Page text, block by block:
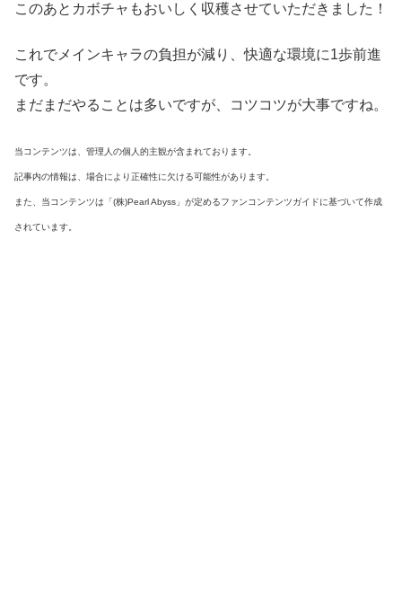
このあとカボチャもおいしく収穫させていただきました！
これでメインキャラの負担が減り、快適な環境に1歩前進
です。
まだまだやることは多いですが、コツコツが大事ですね。
当コンテンツは、管理人の個人的主観が含まれております。
記事内の情報は、場合により正確性に欠ける可能性があります。
また、当コンテンツは「(株)Pearl Abyss」が定めるファンコンテンツガイドに基づいて作成
されています。